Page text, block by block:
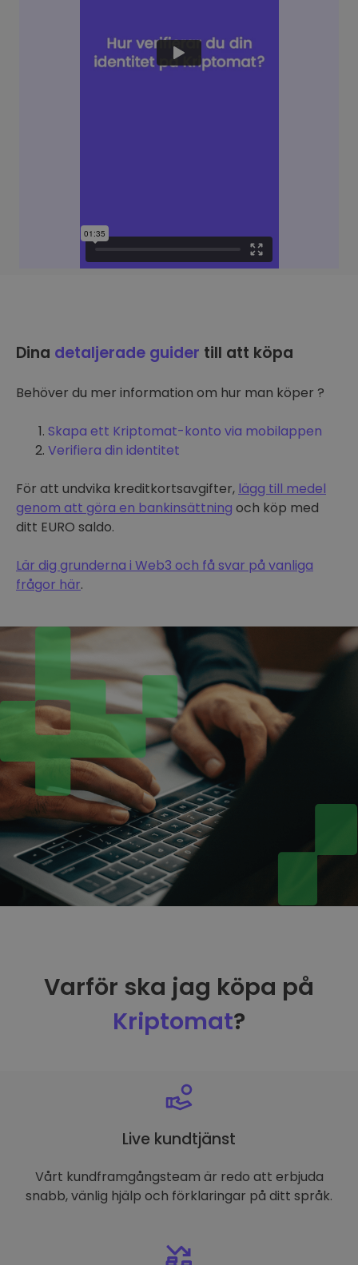
Dina detaljerade guider till att köpa
Behöver du mer information om hur man köper ?
Skapa ett Kriptomat-konto via mobilappen
Verifiera din identitet
För att undvika kreditkortsavgifter, lägg till medel
genom att göra en bankinsättning och köp med
ditt EURO saldo.
Lär dig grunderna i Web3 och få svar på vanliga
frågor här.
Varför ska jag köpa på
Kriptomat?
Live kundtjänst
Vårt kundframgångsteam är redo att erbjuda
snabb, vänlig hjälp och förklaringar på ditt språk.